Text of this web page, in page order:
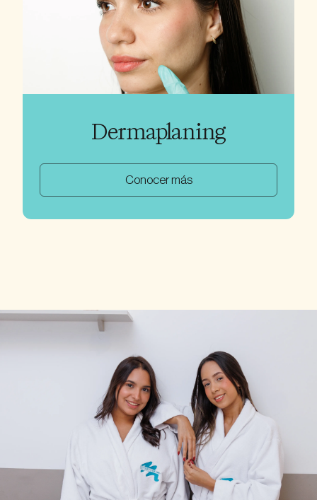
Dermaplaning
Conocer más